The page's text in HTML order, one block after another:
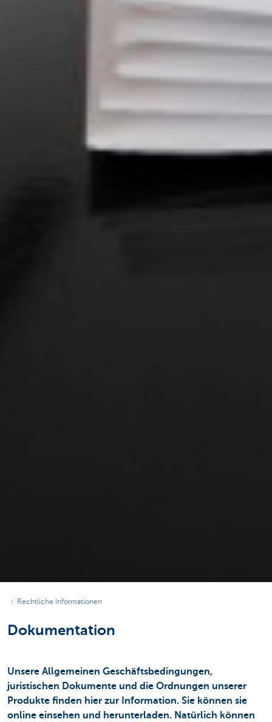
Rechtliche Informationen
Dokumentation
Unsere Allgemeinen Geschäftsbedingungen,
juristischen Dokumente und die Ordnungen unserer
Produkte finden hier zur Information. Sie können sie
online einsehen und herunterladen. Natürlich können